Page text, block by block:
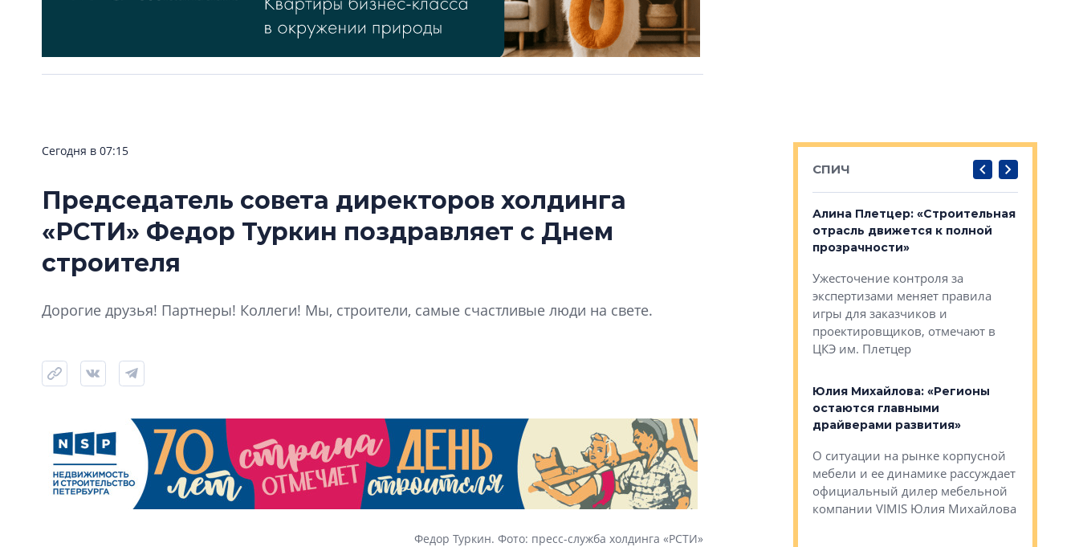
Сегодня в 07:15
Председатель совета директоров холдинга
«РСТИ» Федор Туркин поздравляет с Днем
строителя
Дорогие друзья! Партнеры! Коллеги! Мы, строители, самые счастливые люди на свете.
Федор Туркин. Фото: пресс-служба холдинга «РСТИ»
СПИЧ
Роман Корнышев: «Поводом
перемен в ЖК может быть
электромобиль
Конкуренцию выиграют те
апарты, которые еще больше
приблизятся к гостиничному
уровню сервиса, уверены в УК
КЕЙПОРТ
Алина Плетцер: «Строительная
отрасль движется к полной
прозрачности»
Ужесточение контроля за
экспертизами меняет правила
игры для заказчиков и
проектировщиков, отмечают в
ЦКЭ им. Плетцер
Юлия Михайлова: «Регионы
остаются главными
драйверами развития»
О ситуации на рынке корпусной
мебели и ее динамике рассуждает
официальный дилер мебельной
компании VIMIS Юлия Михайлова